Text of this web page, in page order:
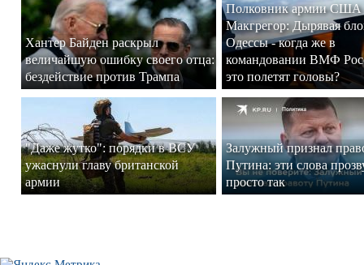
Хантер Байден раскрыл
величайшую ошибку своего отца:
бездействие против Трампа
Полковник армии США
Макгрегор: Дырявая
Одессы - когда же в
командовании ВМФ
это полетят головы?
"Даже жутко": порядки в ВСУ
ужаснули главу британской
армии
Залужный признал
Путина: эти слова
просто так